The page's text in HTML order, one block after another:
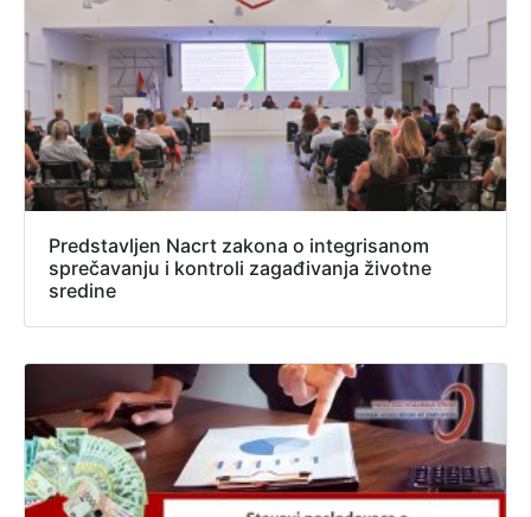
Predstavljen Nacrt zakona o integrisanom
sprečavanju i kontroli zagađivanja životne
sredine